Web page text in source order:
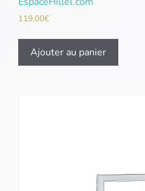
119,00€
Ajouter au panier